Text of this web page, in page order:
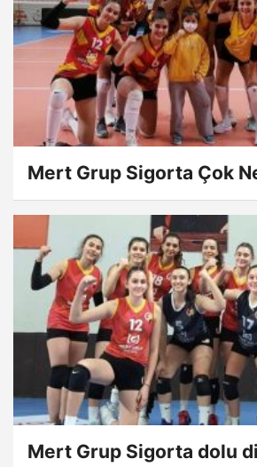
Mert Grup Sigorta Çok
Mert Grup Sigorta dolu